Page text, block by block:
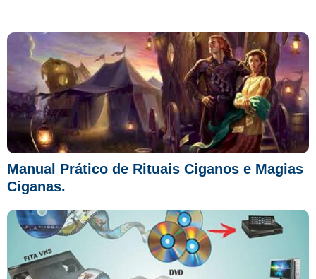
Manual Prático de Rituais Ciganos e Magias
Ciganas.